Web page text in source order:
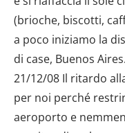
(brioche, biscotti,
a poco iniziamo la
di case, Buenos
21/12/08 Il ritardo
per noi perché
aeroporto e